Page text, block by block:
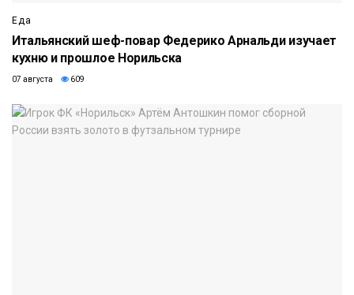
Еда
Итальянский шеф-повар Федерико Арнальди изучает
кухню и прошлое Норильска
07 августа 609